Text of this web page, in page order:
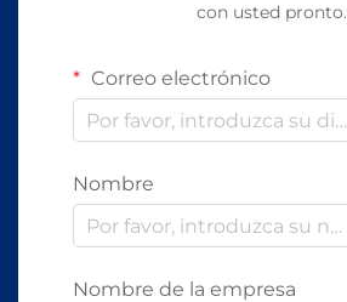
con usted pronto.
Correo electrónico
Nombre
Nombre de la empresa